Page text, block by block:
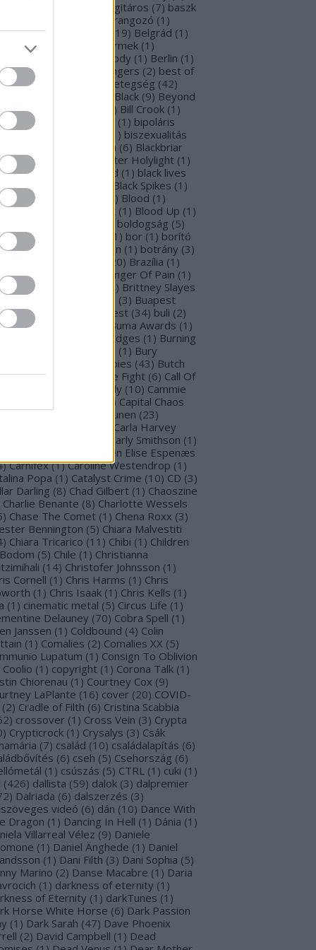
basszusgitáros (7) baszk
beharangozó (1 )
(1 19) Belgrád (1 )
Perron
belső gyermek (1 )
Ben Moody (1 ) Berlin (1 )
Gabi
Beste Zangers (2) best of
(1) beszámoló betegség (42)
Beyond The Black (9) Beyond
Matrix
) Bill Crook (1 )
Laura
(1 ) bipoláris
(1) ) biszexualitás
Blabbermouth (6) Blackbriar
Blackguard Blackwater Holylight (1 )
Anima
Black Gold (1 ) black lives
(1 Black Spikes (1 )
X-mas
) Blood (1 )
Blood Blast (1 ) Blood Up (1 )
boldogság (5)
(1 1 ) bor (1 ) borító
) borítókép Bosorkun (1 ) botrány (3)
20) Brazília (1 )
In( Bringer Of Pain (1 )
Me To Life
) Brittney Slayes
(3) Buapest
(2) búcsú Budapest (34) buli (2)
for M Valentine
Buma Awards (1 )
Burning Bridges (1 ) Burning
(1 ) Bury
Butcher Babies (43) Butch
(2) Cadaveria Cage Fight (6) Call Of
Cammie Beverly (10) Cammie
) Capital Chaos
(1) Capri (1 Capri Virkkunen (23)
Carla Harvey
Carly Smithson (1 )
Carmen Elise Espenæs
) Carnifex (1) Caroline Westendrop (1 )
Popa (1 ) Catalyst Crime (10) CD (3)
Darling (8) Chad Gilbert (1 ) Chaoszine
Charlie Benante (8) Charlotte Wessels
) Chase The Comet (1 ) Chena Roxx (3)
Bennington (5) Chiara Malvestiti
) Chiara Tricarico (11 ) Chibi (1 ) Children
(5) Chile (1 ) Christianna
(14) Christofer Johnsson (1 )
Cornell (1 ) Chris Harms (1 ) Chris
(1 ) Chris Isaak (1 ) Chris Kells (1 )
(1 ) cinematic metal (5) Circus Life (1 )
Delauney (70) Cobra Spell (1 )
Janssen (1 ) Coldbound (4) Colin
(1 ) Comalies (2) Comalies XX (5)
Lupatum (1 ) Consign To Oblivion
Coolio (1 ) copyright (1 ) Corona Talk (1 )
Chiorenau (1 ) Courtney Cox (9)
LaPlante (16) cover (20) COVID-
(2) Cradle of Filth (6) Cristina Scabbia
) crossover (1 ) Cross Vein (3) Crypta
) Crypticrock (1 ) Crysalys (3) Csák
(7) család (10) családalapítás (6)
(6) cseh (5) Csehország (6)
(1 ) csúszás (5) CTRL (1 ) cuki (1 )
(426) dallista (59) dalok (3) dalpremier
) Dalriada (6) dalszerzés (3)
videó (6) dán (10) Dance With
Dragon (1 ) Dancing In Hell (1 ) Dánia (1 )
Villarreal Vélez (9) Daniele
(1 ) Daniel Änghede (1 ) Daniel
(1 ) Dani Filth (3) Dani Sophia (5)
Marino (2) Danse Macabre (1 ) Daria
(1 ) darkness of eternity (1 )
of Eternity (1 ) darkTunes (1 )
Horse White Horse (6) Dark Passion
(1 ) Dark Sarah (47) Dave Phoenix
(2) David Campbell (1 ) Dead